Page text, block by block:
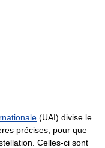
(UAI) divise le
précises, pour que
Celles-ci sont